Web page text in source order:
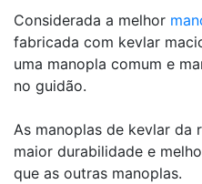
Considerada a melhor
fabricada com kevlar
uma manopla comum e
no guidão.
As manoplas de kevlar da
maior durabilidade e
que as outras manoplas.